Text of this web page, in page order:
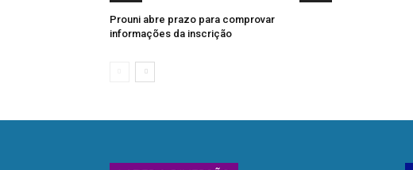
Prouni abre prazo para comprovar
informações da inscrição